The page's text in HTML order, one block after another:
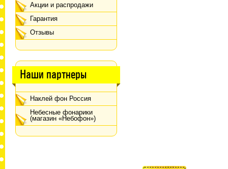
Акции и распродажи
Гарантия
Отзывы
Наши партнеры
Наклей фон Россия
Небесные фонарики
(магазин «Небофон»)